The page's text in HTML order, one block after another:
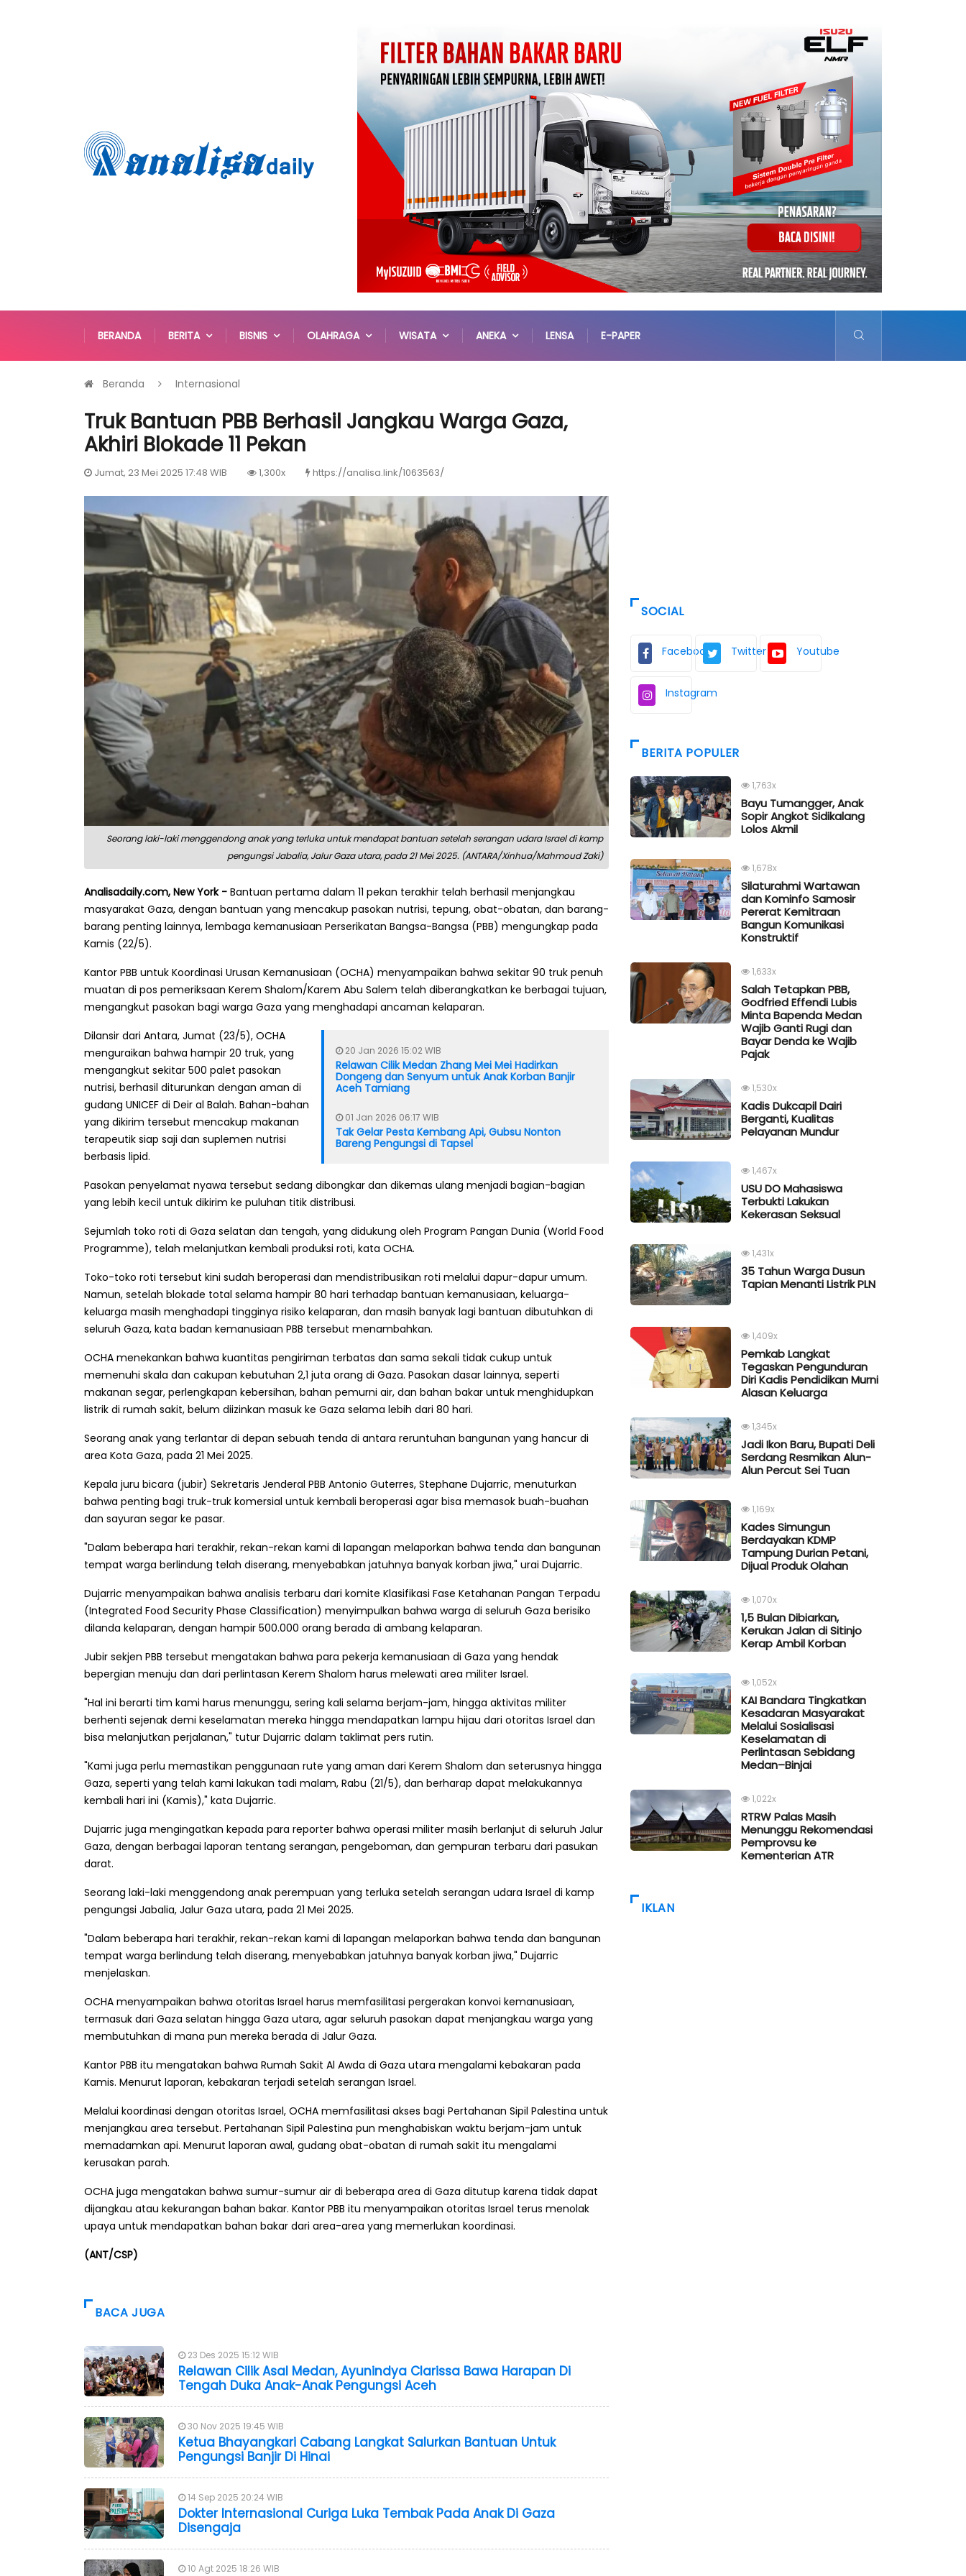
BERANDA BERITA BISNIS OLAHRAGA WISATA ANEKA LENSA E-PAPER
Beranda Internasional
Truk Bantuan PBB Berhasil Jangkau Warga Gaza,
Akhiri Blokade 11 Pekan
Jumat, 23 Mei 2025 17:48 WIB 1,300x https://analisa.link/1063563/
Seorang laki-laki menggendong anak yang terluka untuk mendapat bantuan setelah serangan udara Israel di kamp
pengungsi Jabalia, Jalur Gaza utara, pada 21 Mei 2025. (ANTARA/Xinhua/Mahmoud Zaki)
Analisadaily.com, New York - Bantuan pertama dalam 11 pekan terakhir telah berhasil menjangkau
masyarakat Gaza, dengan bantuan yang mencakup pasokan nutrisi, tepung, obat-obatan, dan barang-
barang penting lainnya, lembaga kemanusiaan Perserikatan Bangsa-Bangsa (PBB) mengungkap pada
Kamis (22/5).
Kantor PBB untuk Koordinasi Urusan Kemanusiaan (OCHA) menyampaikan bahwa sekitar 90 truk penuh
muatan di pos pemeriksaan Kerem Shalom/Karem Abu Salem telah diberangkatkan ke berbagai tujuan,
mengangkut pasokan bagi warga Gaza yang menghadapi ancaman kelaparan.
20 Jan 2026 15:02 WIB
Relawan Cilik Medan Zhang Mei Mei Hadirkan
Dongeng dan Senyum untuk Anak Korban Banjir
Aceh Tamiang
01 Jan 2026 06:17 WIB
Tak Gelar Pesta Kembang Api, Gubsu Nonton
Bareng Pengungsi di Tapsel
Dilansir dari Antara, Jumat (23/5), OCHA
menguraikan bahwa hampir 20 truk, yang
mengangkut sekitar 500 palet pasokan
nutrisi, berhasil diturunkan dengan aman di
gudang UNICEF di Deir al Balah. Bahan-bahan
yang dikirim tersebut mencakup makanan
terapeutik siap saji dan suplemen nutrisi
berbasis lipid.
Pasokan penyelamat nyawa tersebut sedang dibongkar dan dikemas ulang menjadi bagian-bagian
yang lebih kecil untuk dikirim ke puluhan titik distribusi.
Sejumlah toko roti di Gaza selatan dan tengah, yang didukung oleh Program Pangan Dunia (World Food
Programme), telah melanjutkan kembali produksi roti, kata OCHA.
Toko-toko roti tersebut kini sudah beroperasi dan mendistribusikan roti melalui dapur-dapur umum.
Namun, setelah blokade total selama hampir 80 hari terhadap bantuan kemanusiaan, keluarga-
keluarga masih menghadapi tingginya risiko kelaparan, dan masih banyak lagi bantuan dibutuhkan di
seluruh Gaza, kata badan kemanusiaan PBB tersebut menambahkan.
OCHA menekankan bahwa kuantitas pengiriman terbatas dan sama sekali tidak cukup untuk
memenuhi skala dan cakupan kebutuhan 2,1 juta orang di Gaza. Pasokan dasar lainnya, seperti
makanan segar, perlengkapan kebersihan, bahan pemurni air, dan bahan bakar untuk menghidupkan
listrik di rumah sakit, belum diizinkan masuk ke Gaza selama lebih dari 80 hari.
Seorang anak yang terlantar di depan sebuah tenda di antara reruntuhan bangunan yang hancur di
area Kota Gaza, pada 21 Mei 2025.
Kepala juru bicara (jubir) Sekretaris Jenderal PBB Antonio Guterres, Stephane Dujarric, menuturkan
bahwa penting bagi truk-truk komersial untuk kembali beroperasi agar bisa memasok buah-buahan
dan sayuran segar ke pasar.
"Dalam beberapa hari terakhir, rekan-rekan kami di lapangan melaporkan bahwa tenda dan bangunan
tempat warga berlindung telah diserang, menyebabkan jatuhnya banyak korban jiwa," urai Dujarric.
Dujarric menyampaikan bahwa analisis terbaru dari komite Klasifikasi Fase Ketahanan Pangan Terpadu
(Integrated Food Security Phase Classification) menyimpulkan bahwa warga di seluruh Gaza berisiko
dilanda kelaparan, dengan hampir 500.000 orang berada di ambang kelaparan.
Jubir sekjen PBB tersebut mengatakan bahwa para pekerja kemanusiaan di Gaza yang hendak
bepergian menuju dan dari perlintasan Kerem Shalom harus melewati area militer Israel.
"Hal ini berarti tim kami harus menunggu, sering kali selama berjam-jam, hingga aktivitas militer
berhenti sejenak demi keselamatan mereka hingga mendapatkan lampu hijau dari otoritas Israel dan
bisa melanjutkan perjalanan," tutur Dujarric dalam taklimat pers rutin.
"Kami juga perlu memastikan penggunaan rute yang aman dari Kerem Shalom dan seterusnya hingga
Gaza, seperti yang telah kami lakukan tadi malam, Rabu (21/5), dan berharap dapat melakukannya
kembali hari ini (Kamis)," kata Dujarric.
Dujarric juga mengingatkan kepada para reporter bahwa operasi militer masih berlanjut di seluruh Jalur
Gaza, dengan berbagai laporan tentang serangan, pengeboman, dan gempuran terbaru dari pasukan
darat.
Seorang laki-laki menggendong anak perempuan yang terluka setelah serangan udara Israel di kamp
pengungsi Jabalia, Jalur Gaza utara, pada 21 Mei 2025.
"Dalam beberapa hari terakhir, rekan-rekan kami di lapangan melaporkan bahwa tenda dan bangunan
tempat warga berlindung telah diserang, menyebabkan jatuhnya banyak korban jiwa," Dujarric
menjelaskan.
OCHA menyampaikan bahwa otoritas Israel harus memfasilitasi pergerakan konvoi kemanusiaan,
termasuk dari Gaza selatan hingga Gaza utara, agar seluruh pasokan dapat menjangkau warga yang
membutuhkan di mana pun mereka berada di Jalur Gaza.
Kantor PBB itu mengatakan bahwa Rumah Sakit Al Awda di Gaza utara mengalami kebakaran pada
Kamis. Menurut laporan, kebakaran terjadi setelah serangan Israel.
Melalui koordinasi dengan otoritas Israel, OCHA memfasilitasi akses bagi Pertahanan Sipil Palestina untuk
menjangkau area tersebut. Pertahanan Sipil Palestina pun menghabiskan waktu berjam-jam untuk
memadamkan api. Menurut laporan awal, gudang obat-obatan di rumah sakit itu mengalami
kerusakan parah.
OCHA juga mengatakan bahwa sumur-sumur air di beberapa area di Gaza ditutup karena tidak dapat
dijangkau atau kekurangan bahan bakar. Kantor PBB itu menyampaikan otoritas Israel terus menolak
upaya untuk mendapatkan bahan bakar dari area-area yang memerlukan koordinasi.
(ANT/CSP)
BACA JUGA
23 Des 2025 15:12 WIB
Relawan Cilik Asal Medan, Ayunindya Clarissa Bawa Harapan Di
Tengah Duka Anak-Anak Pengungsi Aceh
30 Nov 2025 19:45 WIB
Ketua Bhayangkari Cabang Langkat Salurkan Bantuan Untuk
Pengungsi Banjir Di Hinai
14 Sep 2025 20:24 WIB
Dokter Internasional Curiga Luka Tembak Pada Anak Di Gaza
Disengaja
10 Agt 2025 18:26 WIB
SOCIAL
Facebook Twitter Youtube
Instagram
BERITA POPULER
1,763x
Bayu Tumangger, Anak
Sopir Angkot Sidikalang
Lolos Akmil
1,678x
Silaturahmi Wartawan
dan Kominfo Samosir
Pererat Kemitraan
Bangun Komunikasi
Konstruktif
1,633x
Salah Tetapkan PBB,
Godfried Effendi Lubis
Minta Bapenda Medan
Wajib Ganti Rugi dan
Bayar Denda ke Wajib
Pajak
1,530x
Kadis Dukcapil Dairi
Berganti, Kualitas
Pelayanan Mundur
1,467x
USU DO Mahasiswa
Terbukti Lakukan
Kekerasan Seksual
1,431x
35 Tahun Warga Dusun
Tapian Menanti Listrik PLN
1,409x
Pemkab Langkat
Tegaskan Pengunduran
Diri Kadis Pendidikan Murni
Alasan Keluarga
1,345x
Jadi Ikon Baru, Bupati Deli
Serdang Resmikan Alun-
Alun Percut Sei Tuan
1,169x
Kades Simungun
Berdayakan KDMP
Tampung Durian Petani,
Dijual Produk Olahan
1,070x
1,5 Bulan Dibiarkan,
Kerukan Jalan di Sitinjo
Kerap Ambil Korban
1,052x
KAI Bandara Tingkatkan
Kesadaran Masyarakat
Melalui Sosialisasi
Keselamatan di
Perlintasan Sebidang
Medan–Binjai
1,022x
RTRW Palas Masih
Menunggu Rekomendasi
Pemprovsu ke
Kementerian ATR
IKLAN